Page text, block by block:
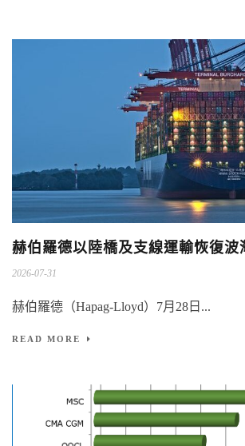
赫伯羅德以陸橋及支線運輸恢復波
2026-07-31
赫伯羅德（Hapag-Lloyd）7月28日...
READ MORE